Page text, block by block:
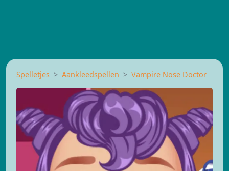
Spelletjes Aankleedspellen Vampire Nose Doctor